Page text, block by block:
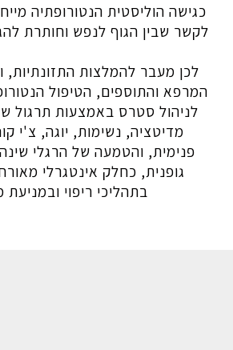
כגישה הוליסטית הנטורופתיה
לקשר שבין הגוף לנפש וחותרת
לכן מעבר להמלצות התזונתיות,
המרפא והתוספים, הטיפול
לניהול סטרס באמצעות תרגול
מדיטציה, נשימות, יוגה, צ'י
פנימית, והטמעה של הרגלי
גופנית, כחלק אינטגרלי
בתהליכי ריפוי